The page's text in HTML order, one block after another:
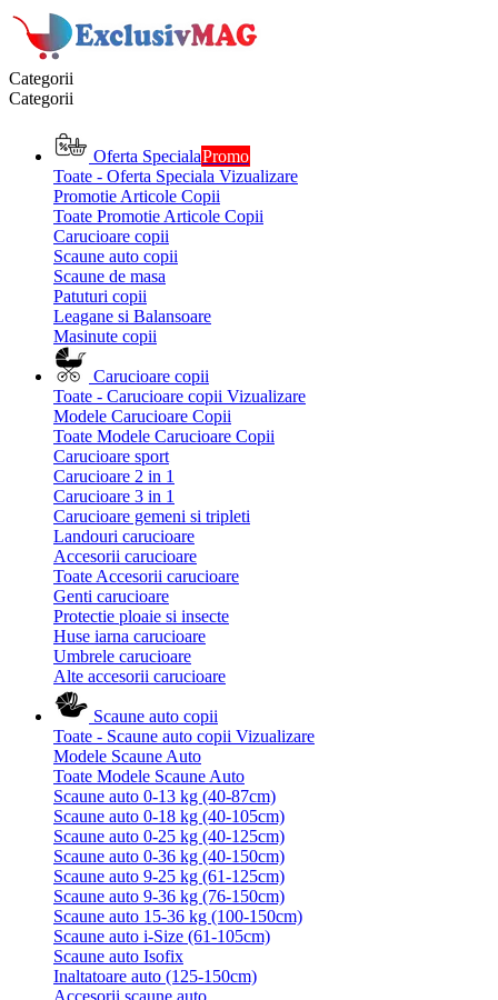
Categorii
Categorii
Oferta SpecialaPromo
Toate - Oferta Speciala Vizualizare
Promotie Articole Copii
Toate Promotie Articole Copii
Carucioare copii
Scaune auto copii
Scaune de masa
Patuturi copii
Leagane si Balansoare
Masinute copii
Carucioare copii
Toate - Carucioare copii Vizualizare
Modele Carucioare Copii
Toate Modele Carucioare Copii
Carucioare sport
Carucioare 2 in 1
Carucioare 3 in 1
Carucioare gemeni si tripleti
Landouri carucioare
Accesorii carucioare
Toate Accesorii carucioare
Genti carucioare
Protectie ploaie si insecte
Huse iarna carucioare
Umbrele carucioare
Alte accesorii carucioare
Scaune auto copii
Toate - Scaune auto copii Vizualizare
Modele Scaune Auto
Toate Modele Scaune Auto
Scaune auto 0-13 kg (40-87cm)
Scaune auto 0-18 kg (40-105cm)
Scaune auto 0-25 kg (40-125cm)
Scaune auto 0-36 kg (40-150cm)
Scaune auto 9-25 kg (61-125cm)
Scaune auto 9-36 kg (76-150cm)
Scaune auto 15-36 kg (100-150cm)
Scaune auto i-Size (61-105cm)
Scaune auto Isofix
Inaltatoare auto (125-150cm)
Accesorii scaune auto